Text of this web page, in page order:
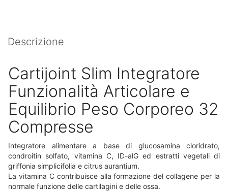
Descrizione
Cartijoint Slim Integratore
Funzionalità Articolare e
Equilibrio Peso Corporeo 32
Compresse
Integratore alimentare a base di glucosamina cloridrato,
condroitin solfato, vitamina C, ID-alG ed estratti vegetali di
griffonia simplicifolia e citrus aurantium.
La vitamina C contribuisce alla formazione del collagene per la
normale funzione delle cartilagini e delle ossa.